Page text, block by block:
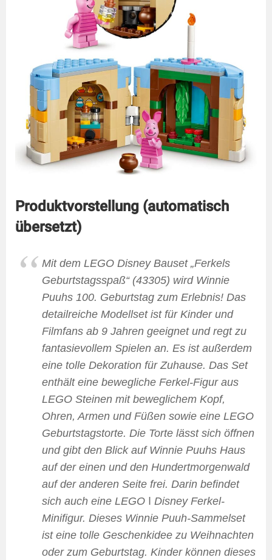
Produktvorstellung (automatisch
übersetzt)
Mit dem LEGO Disney Bauset „Ferkels
Geburtstagsspaß“ (43305) wird Winnie
Puuhs 100. Geburtstag zum Erlebnis! Das
detailreiche Modellset ist für Kinder und
Filmfans ab 9 Jahren geeignet und regt zu
fantasievollem Spielen an. Es ist außerdem
eine tolle Dekoration für Zuhause. Das Set
enthält eine bewegliche Ferkel-Figur aus
LEGO Steinen mit beweglichem Kopf,
Ohren, Armen und Füßen sowie eine LEGO
Geburtstagstorte. Die Torte lässt sich öffnen
und gibt den Blick auf Winnie Puuhs Haus
auf der einen und den Hundertmorgenwald
auf der anderen Seite frei. Darin befindet
sich auch eine LEGO ǀ Disney Ferkel-
Minifigur. Dieses Winnie Puuh-Sammelset
ist eine tolle Geschenkidee zu Weihnachten
oder zum Geburtstag. Kinder können dieses